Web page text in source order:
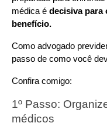
médica é decisiva para
benefício.
Como advogado
passo de como você
Confira comigo:
1º Passo:
médicos